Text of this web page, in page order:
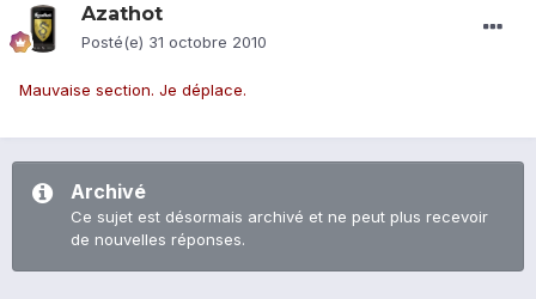
Azathot
Posté(e) 31 octobre 2010
Mauvaise section. Je déplace.
Archivé
Ce sujet est désormais archivé et ne peut plus recevoir
de nouvelles réponses.